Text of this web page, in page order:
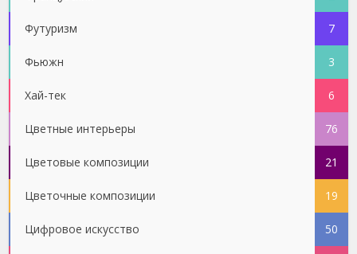
Футуризм 7
Фьюжн 3
Хай-тек 6
Цветные интерьеры 76
Цветовые композиции 21
Цветочные композиции 19
Цифровое искусство 50